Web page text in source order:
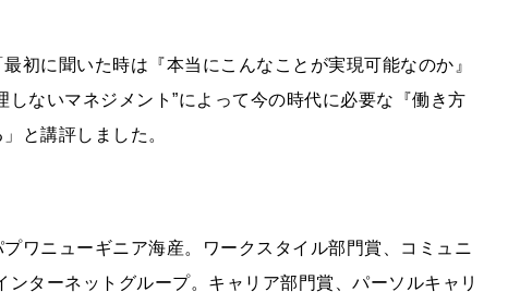
初に聞いた時は『本当にこんなことが実現可能なのか』
ないマネジメント”によって今の時代に必要な『働き方
と講評しました。
ワニューギニア海産。ワークスタイル部門賞、コミュニ
ターネットグループ。キャリア部門賞、パーソルキャリ